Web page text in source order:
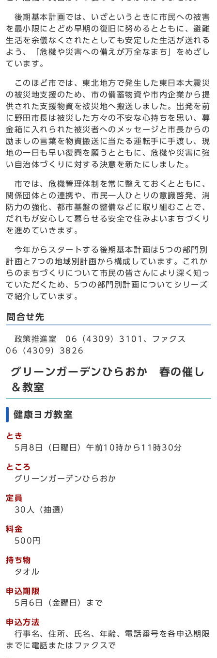
後期基本計画では、いざというときに市民への被害
を最小限にとどめ早期の復旧に努めるとともに、避難
生活を余儀なくされたとしても安定した生活が送れる
よう、「危機や災害への備えが万全なまち」をめざし
ています。
このほど市では、東北地方で発生した東日本大震災
の被災地支援のため、市の備蓄物資や市内企業から提
供された支援物資を被災地へ搬送しました。出発を前
に野田市長は被災した方々の不安な心持ちを思い、募
金箱に入れられた被災者へのメッセージと市長からの
励ましの言葉を物資搬送に当たる運転手に手渡し、現
地の一日も早い復興を願うとともに、危機や災害に強
い自治体づくりに対する決意を新たにしました。
市では、危機管理体制を常に整えておくとともに、
関係団体との連携や、市民一人ひとりの意識啓発、消
防力の強化、都市基盤の整備などに取り組むことで、
だれもが安心して暮らせる安全で住みよいまちづくり
を進めていきます。
今年からスタートする後期基本計画は5つの部門別
計画と7つの地域別計画から構成しています。これか
らのまちづくりについて市民の皆さんにより深く知っ
ていただくため、5つの部門別計画についてシリーズ
で紹介しています。
問合せ先
政策推進室 06（4309）3101、ファクス
06（4309）3826
グリーンガーデンひらおか 春の催し
＆教室
健康ヨガ教室
とき
5月8日（日曜日）午前10時から11時30分
ところ
グリーンガーデンひらおか
定員
30人（抽選）
料金
500円
持ち物
タオル
申込期限
5月6日（金曜日）まで
申込方法
行事名、住所、氏名、年齢、電話番号を各申込期限
までに電話またはファクスで